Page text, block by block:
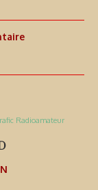
Radioamateur